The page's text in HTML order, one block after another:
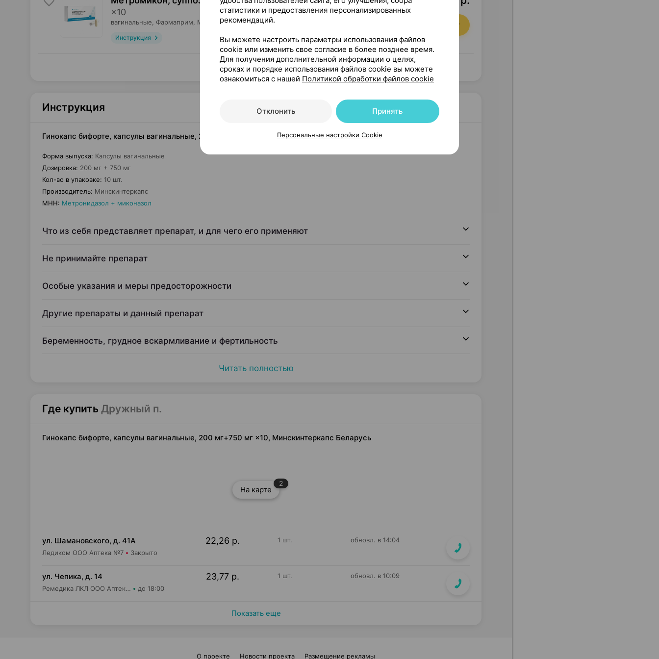
×10
вагинальные, Фармаприм , Молдова•без рецепта
Инструкция
В корзину
Показать еще
Инструкция
Гинокапс бифорте, капсулы вагинальные, 200 мг + 750 мг ×10, Минскинтеркапс Беларусь
Форма выпуска: Капсулы вагинальные
Дозировка: 200 мг + 750 мг
Кол-во в упаковке: 10 шт.
Производитель: Минскинтеркапс
МНН: Метронидазол + миконазол
Что из себя представляет препарат, и для чего его применяют
Не принимайте препарат
Особые указания и меры предосторожности
Другие препараты и данный препарат
Беременность, грудное вскармливание и фертильность
Читать полностью
Где купить Дружный п.
Гинокапс бифорте, капсулы вагинальные, 200 мг+750 мг ×10, Минскинтеркапс Беларусь
На карте
2
ул. Шамановского, д. 41А
Ледиком ООО Аптека №7 Закрыто
22,26 р. 1 шт. обновл. в 14:04
ул. Чепика, д. 14
Ремедика ЛКЛ ООО Аптека №9 до 18:00
23,77 р. 1 шт. обновл. в 10:09
Показать еще
О проекте Новости проекта Размещение рекламы
статистики и предоставления персонализированных
рекомендаций.
Вы можете настроить параметры использования файлов
cookie или изменить свое согласие в более позднее время.
Для получения дополнительной информации о целях,
сроках и порядке использования файлов cookie вы можете
ознакомиться с нашей Политикой обработки файлов cookie
Отклонить Принять
Персональные настройки Cookie